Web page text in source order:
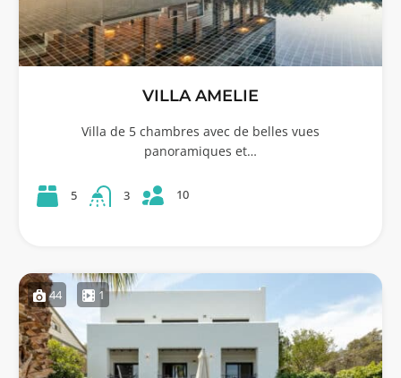
VILLA AMELIE
Villa de 5 chambres avec de belles vues
panoramiques et…
5 3 10
44 1